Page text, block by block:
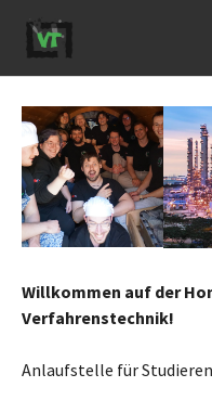
Show larger versionShow
Willkommen auf der
Verfahrenstechnik!
Anlaufstelle für